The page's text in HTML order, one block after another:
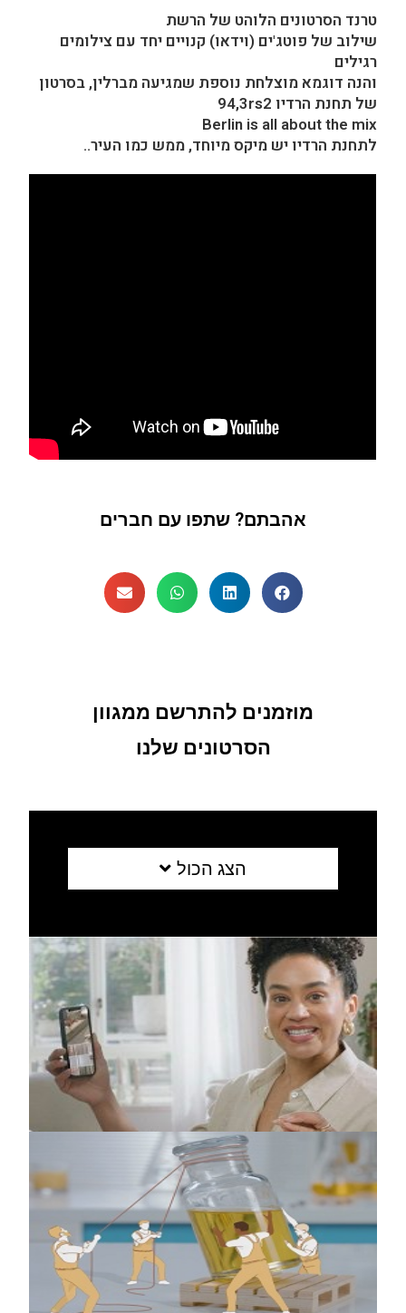
טרנד הסרטונים הלוהט של הרשת
שילוב של פוטג'ים (וידאו) קנויים יחד עם צילומים
רגילים
והנה דוגמא מוצלחת נוספת שמגיעה מברלין, בסרטון
של תחנת הרדיו 94,3rs2
Berlin is all about the mix
לתחנת הרדיו יש מיקס מיוחד, ממש כמו העיר..
אהבתם? שתפו עם חברים
מוזמנים להתרשם ממגוון
הסרטונים שלנו
הצג הכול